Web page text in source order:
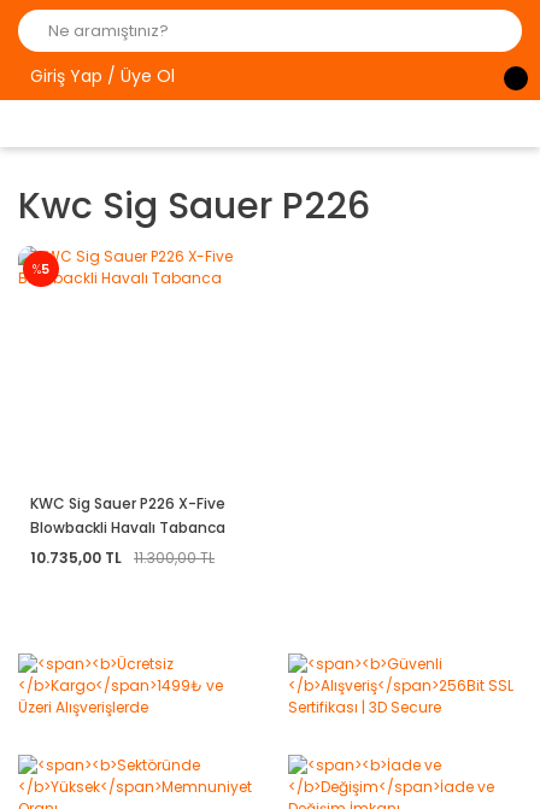
Giriş Yap / Üye Ol
Kwc Sig Sauer P226
%5
KWC Sig Sauer P226 X-Five
Blowbackli Havalı Tabanca
10.735,00 TL 11.300,00 TL